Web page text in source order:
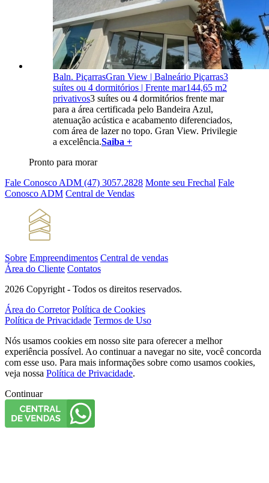
Baln. PiçarrasGran View | Balneário Piçarras3
suítes ou 4 dormitórios | Frente mar144,65 m2
privativos3 suítes ou 4 dormitórios frente mar
para a área certificada pelo Bandeira Azul,
atenuação acústica e acabamento diferenciados,
com área de lazer no topo. Gran View. Privilegie
a excelência.Saiba +
Pronto para morar
Fale Conosco ADM (47) 3057.2828 Monte seu Frechal Fale
Conosco ADM Central de Vendas
Sobre Empreendimentos Central de vendas
Área do Cliente Contatos
2026 Copyright - Todos os direitos reservados.
Área do Corretor Política de Cookies
Política de Privacidade Termos de Uso
Nós usamos cookies em nosso site para oferecer a melhor
experiência possível. Ao continuar a navegar no site, você concorda
com esse uso. Para mais informações sobre como usamos cookies,
veja nossa Política de Privacidade.
Continuar